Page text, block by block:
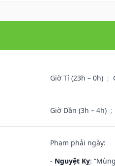
Giờ Tí (23h – 0h) ;
Giờ Dần (3h – 4h) ;
Phạm phải ngày:
- Nguyệt Kỵ: